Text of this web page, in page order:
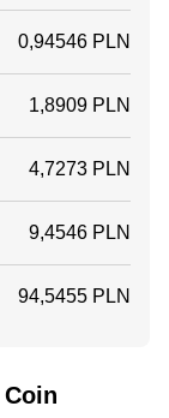
0,94546 PLN
1,8909 PLN
4,7273 PLN
9,4546 PLN
94,5455 PLN